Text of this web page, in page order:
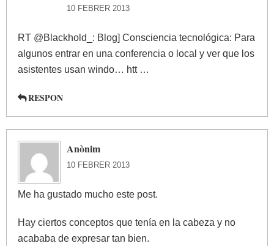
10 FEBRER 2013
RT @Blackhold_: Blog] Consciencia tecnológica: Para
algunos entrar en una conferencia o local y ver que los
asistentes usan windo… htt …
RESPON
Anònim
10 FEBRER 2013
Me ha gustado mucho este post.
Hay ciertos conceptos que tenía en la cabeza y no
acababa de expresar tan bien.